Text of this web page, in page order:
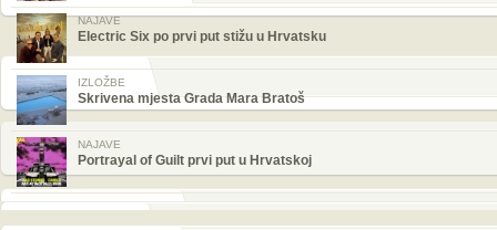
NAJAVE
Electric Six po prvi put stižu u Hrvatsku
IZLOŽBE
Skrivena mjesta Grada Mara Bratoš
NAJAVE
Portrayal of Guilt prvi put u Hrvatskoj